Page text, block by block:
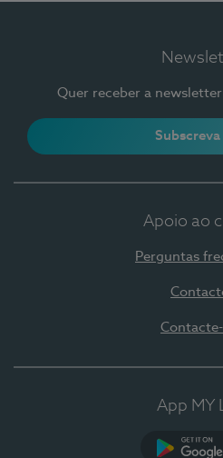
Quer receber a
Subscreva
Apoio ao
Perguntas
App MY